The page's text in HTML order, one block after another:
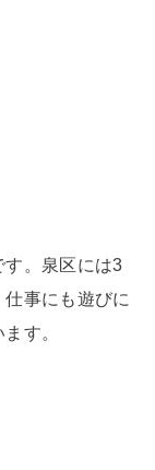
。泉区には3
事にも遊びに
す。